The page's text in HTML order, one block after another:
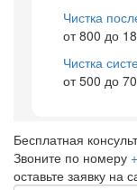
Чистка
от 800 до
Чистка
от 500 до
Бесплатная
Звоните по номеру
оставьте заявку на